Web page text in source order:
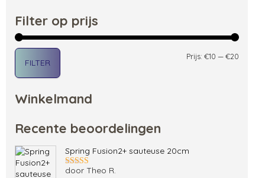
Filter op prijs
FILTER
Prijs: €10 — €20
Winkelmand
Recente beoordelingen
Spring Fusion2+ sauteuse 20cm
Gewaardeerd
door Theo R.